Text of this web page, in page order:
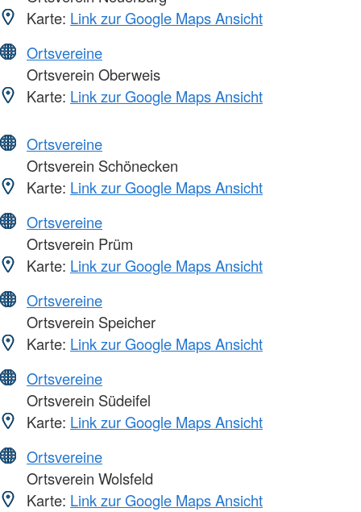
Karte: Link zur Google Maps Ansicht
Ortsvereine
Ortsverein Oberweis
Karte: Link zur Google Maps Ansicht
Ortsvereine
Ortsverein Schönecken
Karte: Link zur Google Maps Ansicht
Ortsvereine
Ortsverein Prüm
Karte: Link zur Google Maps Ansicht
Ortsvereine
Ortsverein Speicher
Karte: Link zur Google Maps Ansicht
Ortsvereine
Ortsverein Südeifel
Karte: Link zur Google Maps Ansicht
Ortsvereine
Ortsverein Wolsfeld
Karte: Link zur Google Maps Ansicht